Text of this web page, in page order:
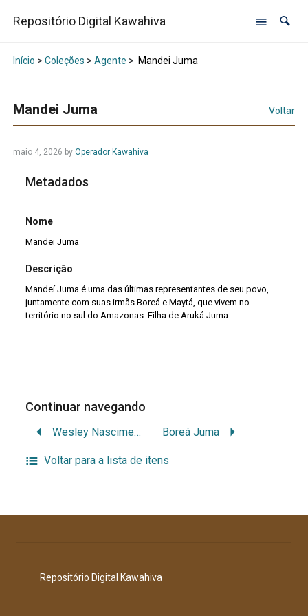
Repositório Digital Kawahiva
Início > Coleções > Agente > Mandei Juma
Mandei Juma Voltar
maio 4, 2026 by Operador Kawahiva
Metadados
Nome
Mandei Juma
Descrição
Mandeí Juma é uma das últimas representantes de seu povo,
juntamente com suas irmãs Boreá e Maytá, que vivem no
território no sul do Amazonas. Filha de Aruká Juma.
Continuar navegando
Wesley Nascimento dos Santos Boreá Juma
Voltar para a lista de itens
Repositório Digital Kawahiva